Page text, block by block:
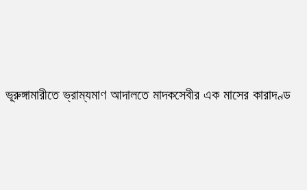
ভূরুঙ্গামারীতে ভ্রাম্যমাণ আদালতে মাদকসেবীর এক মাসের কারাদণ্ড